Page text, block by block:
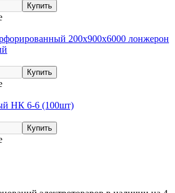
200x900х6000 лонжерон
НК 6-6 (100шт)